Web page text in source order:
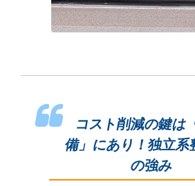
コスト削減の鍵は
備」にあり！独立系
の強み